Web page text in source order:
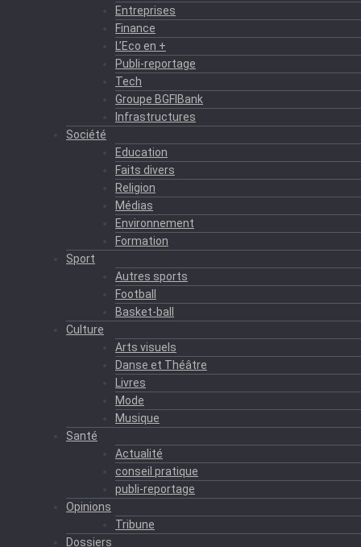
Entreprises
Finance
L’Eco en +
Publi-reportage
Tech
Groupe BGFIBank
Infrastructures
Société
Education
Faits divers
Religion
Médias
Environnement
Formation
Sport
Autres sports
Football
Basket-ball
Culture
Arts visuels
Danse et Théâtre
Livres
Mode
Musique
Santé
Actualité
conseil pratique
publi-reportage
Opinions
Tribune
Dossiers